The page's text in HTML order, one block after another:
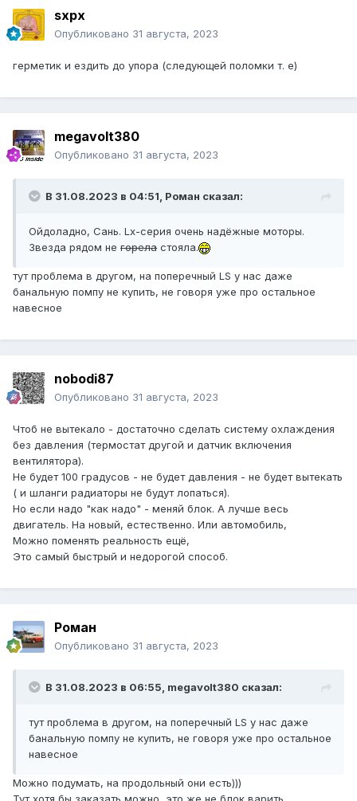
sxpx
Опубликовано 31 августа, 2023
герметик и ездить до упора (следующей поломки т. е)
megavolt380
Опубликовано 31 августа, 2023
В 31.08.2023 в 04:51, Роман сказал:
Ойдоладно, Сань. Lx-серия очень надёжные моторы.
Звезда рядом не горела стояла.
тут проблема в другом, на поперечный LS у нас даже
банальную помпу не купить, не говоря уже про остальное
навесное
nobodi87
Опубликовано 31 августа, 2023
Чтоб не вытекало - достаточно сделать систему охлаждения
без давления (термостат другой и датчик включения
вентилятора).
Не будет 100 градусов - не будет давления - не будет вытекать
( и шланги радиаторы не будут лопаться).
Но если надо "как надо" - меняй блок. А лучше весь
двигатель. На новый, естественно. Или автомобиль,
Можно поменять реальность ещё,
Это самый быстрый и недорогой способ.
Роман
Опубликовано 31 августа, 2023
В 31.08.2023 в 06:55, megavolt380 сказал:
тут проблема в другом, на поперечный LS у нас даже
банальную помпу не купить, не говоря уже про остальное
навесное
Можно подумать, на продольный они есть)))